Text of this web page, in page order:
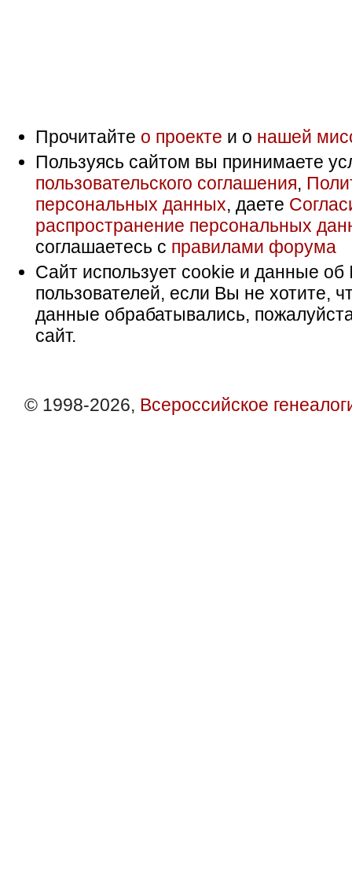
Прочитайте о проекте и о нашей
Пользуясь сайтом вы принимаете
пользовательского соглашения,
персональных данных, даете
распространение персональных
соглашаетесь с правилами форума
Сайт использует cookie и данные об
пользователей, если Вы не хотите,
данные обрабатывались,
сайт.
© 1998-2026, Всероссийское